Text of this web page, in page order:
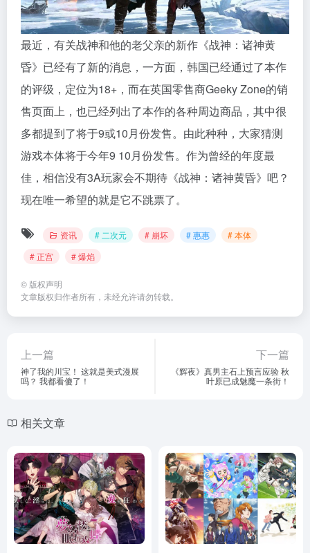
最近，有关战神和他的老父亲的新作《战神：诸神黄
昏》已经有了新的消息，一方面，韩国已经通过了本作
的评级，定位为18+，而在英国零售商Geeky Zone的销
售页面上，也已经列出了本作的各种周边商品，其中很
多都提到了将于9或10月份发售。由此种种，大家猜测
游戏本体将于今年9 10月份发售。作为曾经的年度最
佳，相信没有3A玩家会不期待《战神：诸神黄昏》吧？
现在唯一希望的就是它不跳票了。
资讯 # 二次元 # 崩坏 # 惠惠
# 本体
# 正宫
# 爆焰
© 版权声明
文章版权归作者所有，未经允许请勿转载。
上一篇
神了我的川宝！ 这就是美式漫展
吗？ 我都看傻了！
下一篇
《辉夜》真男主石上预言应验 秋
叶原已成魅魔一条街！
相关文章